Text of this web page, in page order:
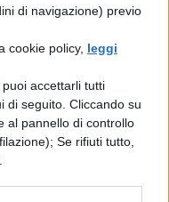
di navigazione) previo
cookie policy, leggi
accettarli tutti
di seguito. Cliccando su
al pannello di controllo
Se rifiuti tutto,
che ci sarà
infatti, è
serpeggiante
laterali e
avremo
soluzioni